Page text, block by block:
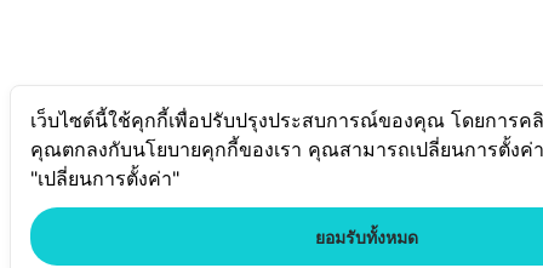
เว็บไซต์นี้ใช้คุกกี้เพื่อปรับปรุงประสบการณ์ของคุณ โดยการค
คุณตกลงกับนโยบายคุกกี้ของเรา คุณสามารถเปลี่ยนการตั้งค่
"เปลี่ยนการตั้งค่า"
ยอมรับทั้งหมด